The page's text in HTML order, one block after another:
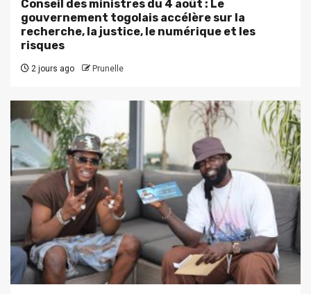
Conseil des ministres du 4 août : Le
gouvernement togolais accélère sur la
recherche, la justice, le numérique et les
risques
2 jours ago Prunelle